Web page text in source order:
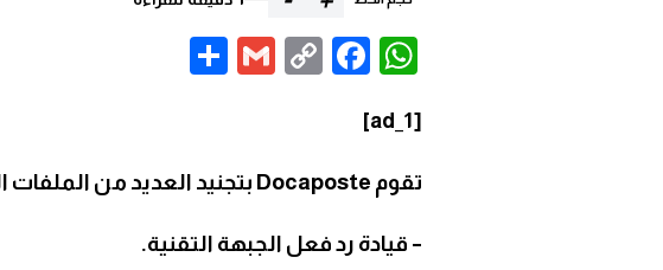
WhatsApp
Facebook
Copy
Gmail
[ad_1]
تقوم Docaposte بتجنيد العديد من الملفات الشخصية في الدار البيضاء:
– قيادة رد فعل الجبهة التقنية.